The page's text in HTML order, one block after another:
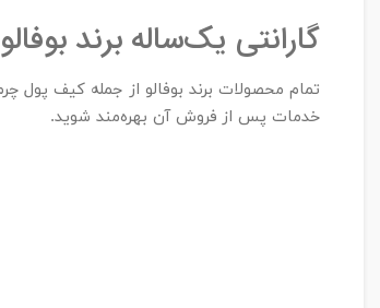
گارانتی یک‌ساله برند بوفالو
خدمات پس از فروش آن بهره‌مند شوید.